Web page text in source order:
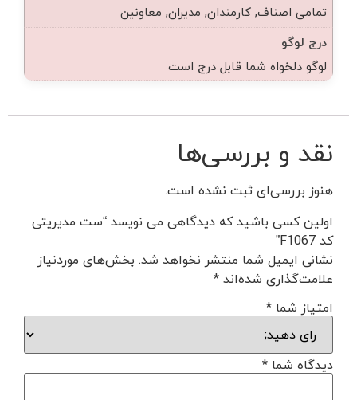
تمامی اصناف, کارمندان, مدیران, معاونین
درج لوگو
لوگو دلخواه شما قابل درج است
نقد و بررسی‌ها
هنوز بررسی‌ای ثبت نشده است.
اولین کسی باشید که دیدگاهی می نویسد “ست مدیریتی
کد F1067”
نشانی ایمیل شما منتشر نخواهد شد. بخش‌های موردنیاز
علامت‌گذاری شده‌اند*
امتیاز شما *
دیدگاه شما *